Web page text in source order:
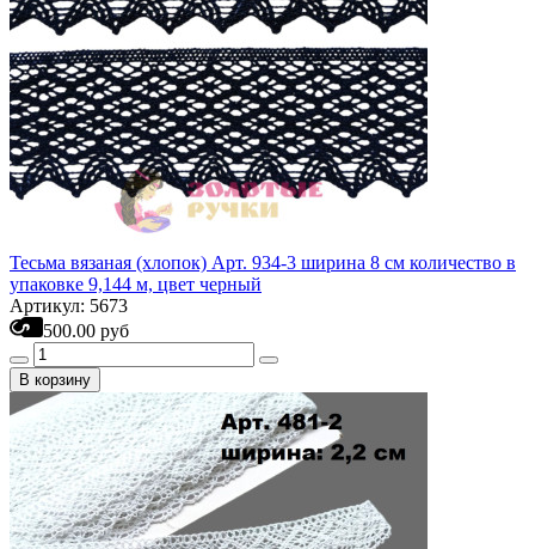
Тесьма вязаная (хлопок) Арт. 934-3 ширина 8 см количество в
упаковке 9,144 м, цвет черный
Артикул: 5673
500.00 руб
В корзину